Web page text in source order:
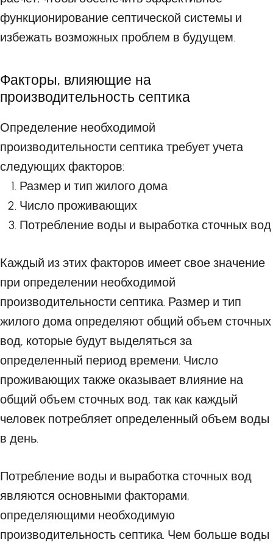
функционирование септической системы и
избежать возможных проблем в будущем.
Факторы, влияющие на
производительность септика
Определение необходимой
производительности септика требует учета
следующих факторов:
Размер и тип жилого дома
Число проживающих
Потребление воды и выработка сточных вод
Каждый из этих факторов имеет свое значение
при определении необходимой
производительности септика. Размер и тип
жилого дома определяют общий объем сточных
вод, которые будут выделяться за
определенный период времени. Число
проживающих также оказывает влияние на
общий объем сточных вод, так как каждый
человек потребляет определенный объем воды
в день.
Потребление воды и выработка сточных вод
являются основными факторами,
определяющими необходимую
производительность септика. Чем больше воды